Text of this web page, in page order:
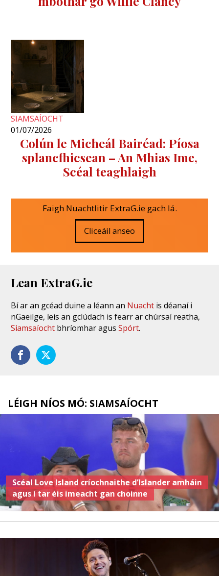
SIAMSAÍOCHT
01/07/2026
Colún le Micheál Bairéad: Píosa
splancfhicsean – An Mhias Ime,
Scéal teaghlaigh
Faigh Nuachtlitir ExtraG.ie gach lá.
Cliceáil anseo
Lean ExtraG.ie
Bí ar an gcéad duine a léann an Nuacht is déanaí i
nGaeilge, leis an gclúdach is fearr ar chúrsaí reatha,
Siamsaíocht bhríomhar agusSpórt.
LÉIGH NÍOS MÓ: SIAMSAÍOCHT
Scéal Love Island críochnaithe d’Islander amháin
agus í tar éis imeacht gan choinne